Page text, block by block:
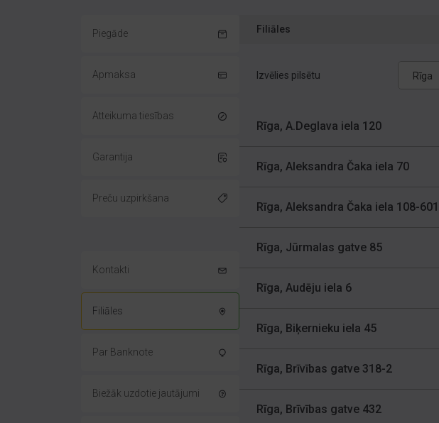
Piegāde
Apmaksa
Atteikuma tiesības
Garantija
Preču uzpirkšana
Kontakti
Filiāles
Par Banknote
Biežāk uzdotie jautājumi
Filiāles
Izvēlies pilsētu Rīga
Rīga, A.Deglava iela 120
Rīga, Aleksandra Čaka iela 70
Rīga, Aleksandra Čaka iela 108-601
Rīga, Jūrmalas gatve 85
Rīga, Audēju iela 6
Rīga, Biķernieku iela 45
Rīga, Brīvības gatve 318-2
Rīga, Brīvības gatve 432